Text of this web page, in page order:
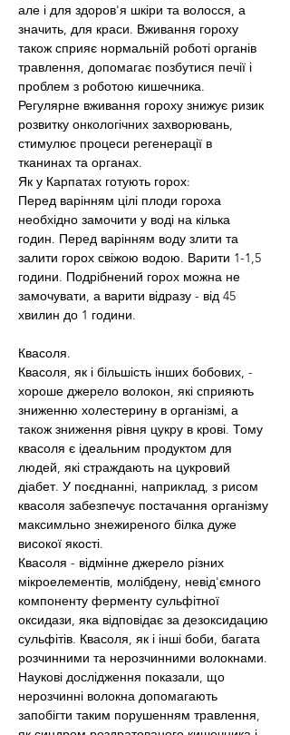
але і для здоров'я шкіри та волосся, а
значить, для краси. Вживання гороху
також сприяє нормальній роботі органів
травлення, допомагає позбутися печії і
проблем з роботою кишечника.
Регулярне вживання гороху знижує ризик
розвитку онкологічних захворювань,
стимулює процеси регенерації в
тканинах та органах.
Як у Карпатах готують горох:
Перед варінням цілі плоди гороха
необхідно замочити у воді на кілька
годин. Перед варінням воду злити та
залити горох свіжою водою. Варити 1-1,5
години. Подрібнений горох можна не
замочувати, а варити відразу - від 45
хвилин до 1 години.
Квасоля.
Квасоля, як і більшість інших бобових, -
хороше джерело волокон, які сприяють
зниженню холестерину в організмі, а
також зниження рівня цукру в крові. Тому
квасоля є ідеальним продуктом для
людей, які страждають на цукровий
діабет. У поєднанні, наприклад, з рисом
квасоля забезпечує постачання організму
максимльно знежиреного білка дуже
високої якості.
Квасоля - відмінне джерело різних
мікроелементів, молібдену, невід'ємного
компоненту ферменту сульфітної
оксидази, яка відповідає за дезоксидацию
сульфітів. Квасоля, як і інші боби, багата
розчинними та нерозчинними волокнами.
Наукові дослідження показали, що
нерозчинні волокна допомагають
запобігти таким порушенням травлення,